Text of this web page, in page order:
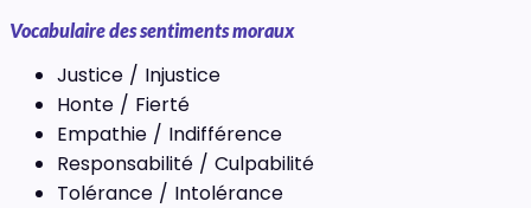
Vocabulaire des sentiments moraux
Justice / Injustice
Honte / Fierté
Empathie / Indifférence
Responsabilité / Culpabilité
Tolérance / Intolérance